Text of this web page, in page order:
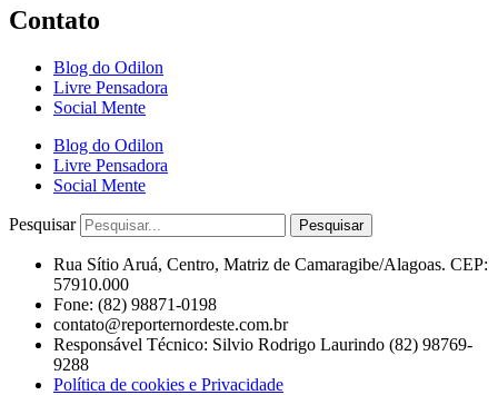
Contato
Blog do Odilon
Livre Pensadora
Social Mente
Blog do Odilon
Livre Pensadora
Social Mente
Pesquisar Pesquisar
Rua Sítio Aruá, Centro, Matriz de Camaragibe/Alagoas. CEP:
57910.000
Fone: (82) 98871-0198
contato@reporternordeste.com.br
Responsável Técnico: Silvio Rodrigo Laurindo (82) 98769-
9288
Política de cookies e Privacidade